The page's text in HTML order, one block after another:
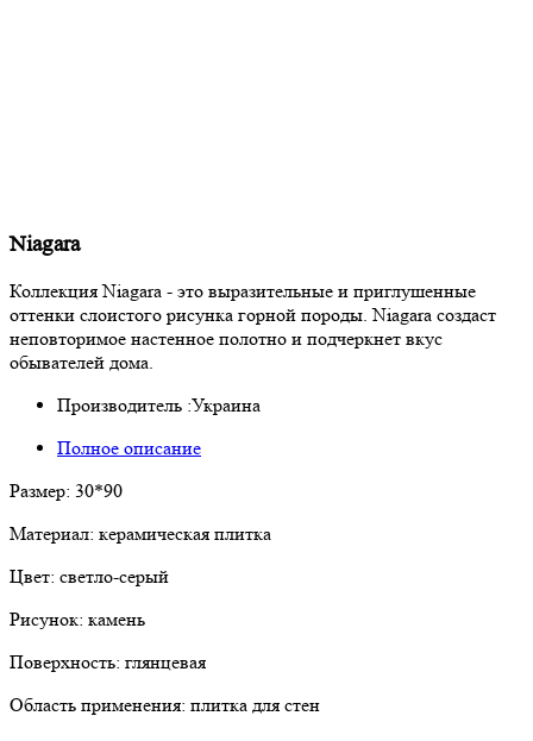
Niagara
Коллекция Niagara - это выразительные и приглушенные
оттенки слоистого рисунка горной породы. Niagara создаст
неповторимое настенное полотно и подчеркнет вкус
обывателей дома.
Производитель :Украина
Полное описание
Размер: 30*90
Материал: керамическая плитка
Цвет: светло-серый
Рисунок: камень
Поверхность: глянцевая
Область применения: плитка для стен